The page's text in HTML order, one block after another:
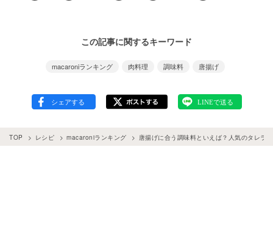
この記事に関するキーワード
macaroniランキング 肉料理 調味料 唐揚げ
TOP レシピ macaroniランキング 唐揚げに合う調味料といえば？人気のタレラ